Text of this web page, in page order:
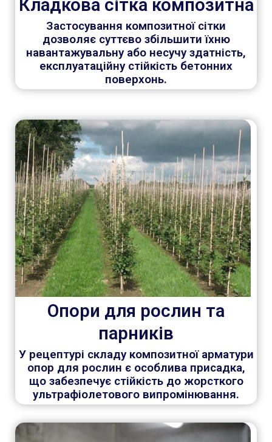
Кладкова сітка композитна
Застосування композитної сітки
дозволяє суттєво збільшити їхню
навантажувальну або несучу здатність,
експлуатаційну стійкість бетонних
поверхонь.
Опори для рослин та
парників
У рецептурі складу композитної арматури
опор для рослин є особлива присадка,
що забезпечує стійкість до жорсткого
ультрафіолетового випромінювання.